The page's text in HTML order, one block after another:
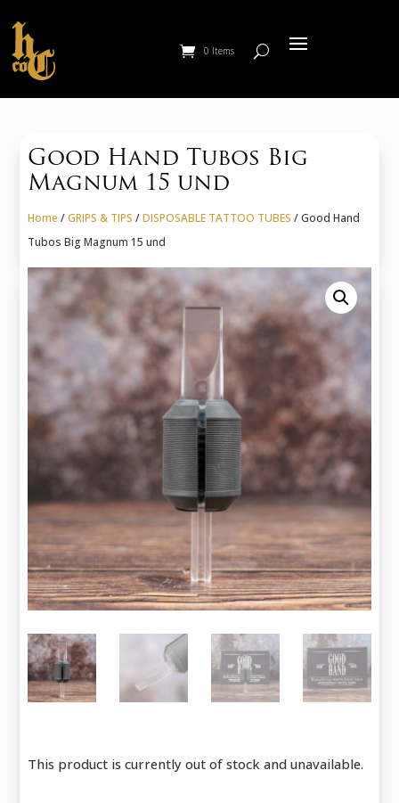
0 Items
Good Hand Tubos Big
Magnum 15 und
Home /GRIPS & TIPS /DISPOSABLE TATTOO TUBES / Good Hand
Tubos Big Magnum 15 und
This product is currently out of stock and unavailable.